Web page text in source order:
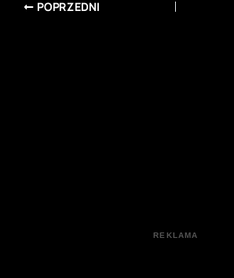
POPRZEDNI